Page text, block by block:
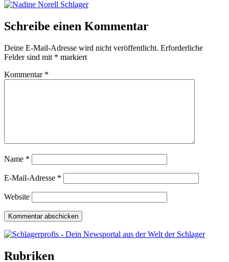
Schreibe einen Kommentar
Deine E-Mail-Adresse wird nicht veröffentlicht. Erforderliche
Felder sind mit * markiert
Kommentar *
Name *
E-Mail-Adresse *
Website
Rubriken